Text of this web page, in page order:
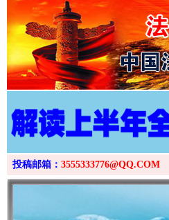
投稿邮箱： 3555333776@QQ.COM